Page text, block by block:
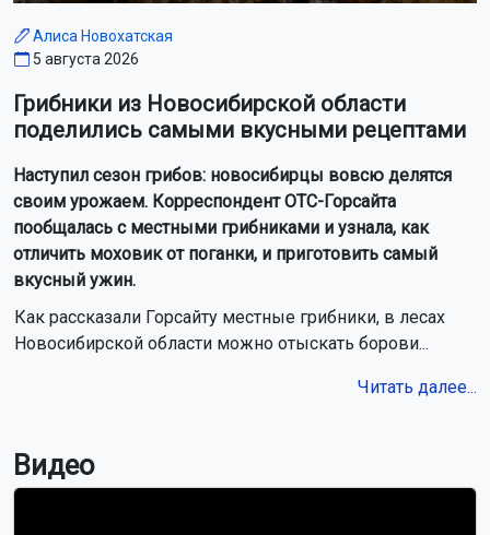
Алиса Новохатская
5 августа 2026
Грибники из Новосибирской области
поделились самыми вкусными рецептами
Наступил сезон грибов: новосибирцы вовсю делятся
своим урожаем. Корреспондент ОТС-Горсайта
пообщалась с местными грибниками и узнала, как
отличить моховик от поганки, и приготовить самый
вкусный ужин.
Как рассказали Горсайту местные грибники, в лесах
Новосибирской области можно отыскать борови...
Читать далее...
Видео